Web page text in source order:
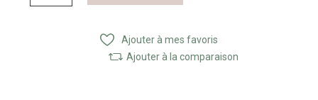
Ajouter à mes favoris
Ajouter à la comparaison